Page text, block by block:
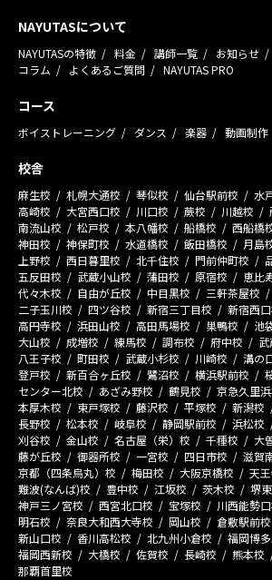
NAYUTASについて
NAYUTASの特徴 料金 講師一覧 お知らせ
コラム
よくあるご質問 NAYUTAS PRO
コース
ボイストレーニング ダンス 楽器 動画制作
校舎
麻生校 札幌大通校 琴似校 仙台駅前校 水
高崎校
大宮西口校 川口校 蕨校 川越校
南流山校
松戸校 本八幡校 船橋校 西船橋
神田校
神保町校 水道橋校 飯田橋校 月島
上野校
西日暮里校 北千住校 門前仲町校
五反田校
武蔵小山校 蒲田校 原宿校 恵比
代々木校
自由が丘校 中目黒校 三軒茶屋校
二子玉川校
四ツ谷校 新宿三丁目校 新宿西
高円寺校
浜田山校 高田馬場校 巣鴨校 池
大山校
成増校 練馬校 調布校 府中校
八王子校
町田校 武蔵小杉校 川崎校 溝の
登戸校
新百合ヶ丘校 鷺沼校 横浜駅前校
センター北校
あざみ野校 鶴見校 京急久里
本厚木校
東戸塚校 藤沢校 平塚校 新潟校
長野校
松本校 岐阜校 静岡駅前校 浜松校
刈谷校
金山校 名古屋（栄）校 千種校 大
藤が丘校
御器所校 一宮校 四日市校
滋賀
京都（四条烏丸）校
梅田校 大阪京橋校
天
難波(なんば)校
豊中校 江坂校 茨木校 堺
神戸三ノ宮校
西宮北口校 宝塚校 川西能勢
明石校
奈良大和西大寺校 岡山校 倉敷駅前校
新山口校
香川高松校 北九州小倉校
福岡博
福岡西新校
大橋校 佐賀校 長崎校 熊本校
那覇首里校